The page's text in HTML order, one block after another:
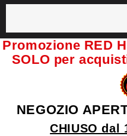
Promozione RED
SOLO per
NEGOZIO
CHIUSO dal